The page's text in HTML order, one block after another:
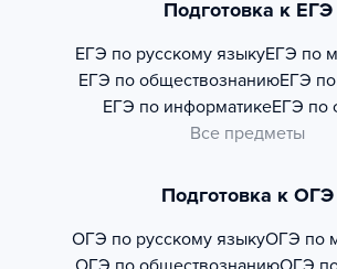
Подготовка к ЕГЭ
ЕГЭ по русскому языкуЕГЭ по
ЕГЭ по обществознаниюЕГЭ
ЕГЭ по информатикеЕГЭ по
Все предметы
Подготовка к ОГЭ
ОГЭ по русскому языкуОГЭ по